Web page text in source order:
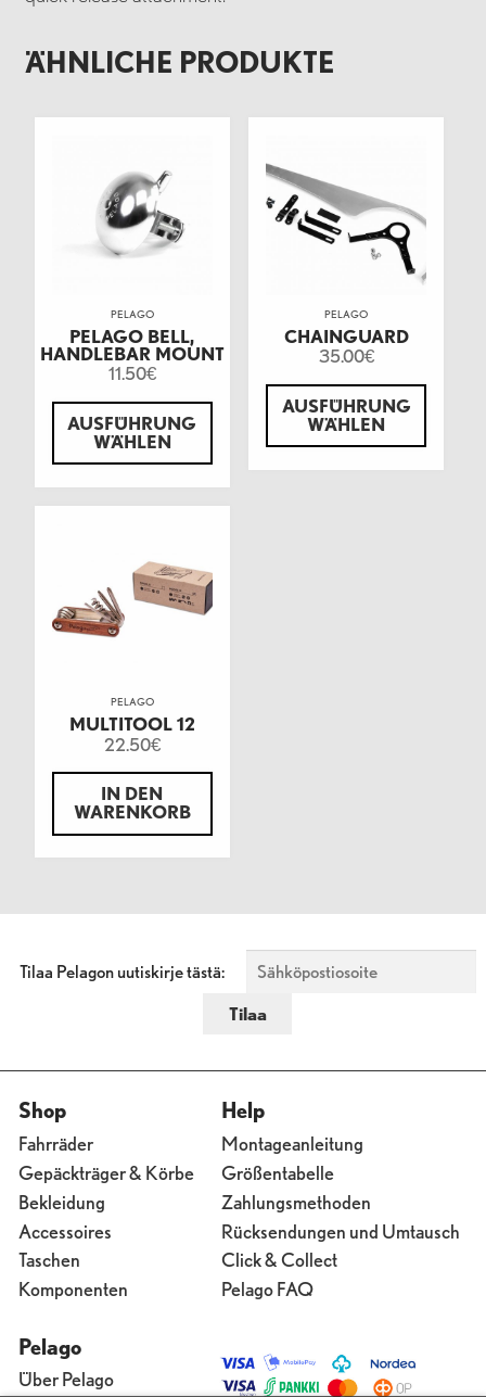
ÄHNLICHE PRODUKTE
PELAGO
PELAGO BELL,
HANDLEBAR MOUNT
11.50€
AUSFÜHRUNG
WÄHLEN
PELAGO
CHAINGUARD
35.00€
AUSFÜHRUNG
WÄHLEN
PELAGO
MULTITOOL 12
22.50€
IN DEN
WARENKORB
Tilaa Pelagon uutiskirje tästä:
Shop
Fahrräder
Gepäckträger & Körbe
Bekleidung
Accessoires
Taschen
Komponenten
Help
Montageanleitung
Größentabelle
Zahlungsmethoden
Rücksendungen und Umtausch
Click & Collect
Pelago FAQ
Pelago
Über Pelago